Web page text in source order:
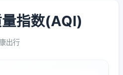
指数(AQI)
出行